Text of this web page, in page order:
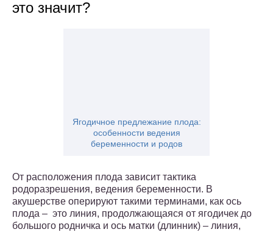
это значит?
Ягодичное предлежание плода:
особенности ведения
беременности и родов
От расположения плода зависит тактика
родоразрешения, ведения беременности. В
акушерстве оперируют такими терминами, как ось
плода – это линия, продолжающаяся от ягодичек до
большого родничка и ось матки (длинник) – линия,